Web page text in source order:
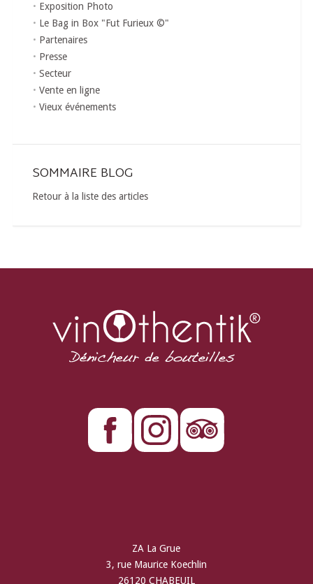
Exposition Photo
Le Bag in Box "Fut Furieux ©"
Partenaires
Presse
Secteur
Vente en ligne
Vieux événements
SOMMAIRE BLOG
Retour à la liste des articles
ZA La Grue
3, rue Maurice Koechlin
26120 CHABEUIL